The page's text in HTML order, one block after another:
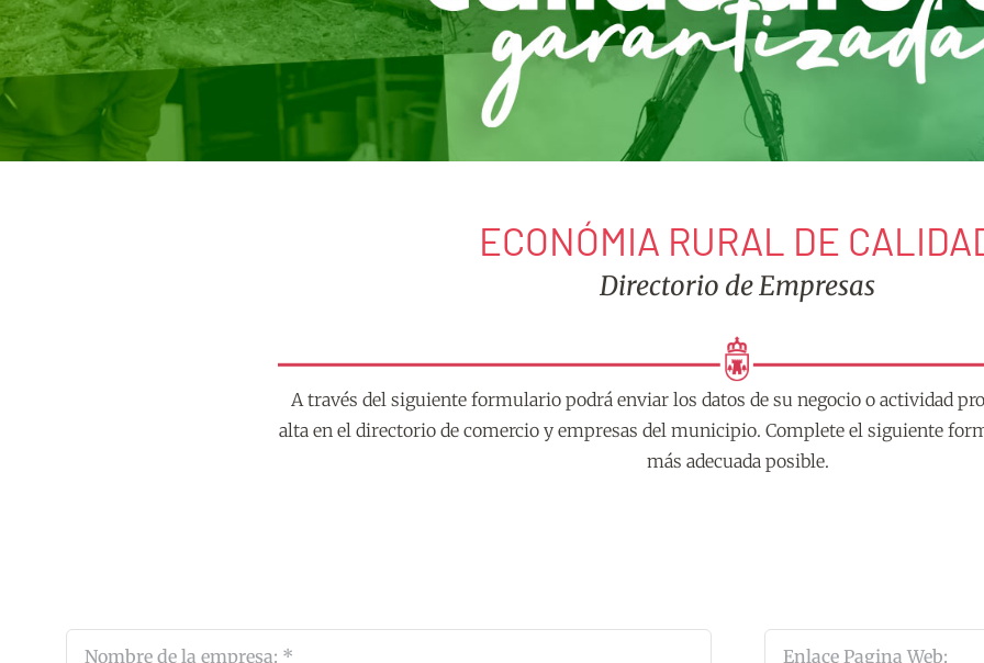
ECONÓMIA RURAL DE
Directorio de Empresas
A través del siguiente formulario podrá enviar los datos de su negocio o actividad
alta en el directorio de comercio y empresas del municipio. Complete el siguiente
más adecuada posible.